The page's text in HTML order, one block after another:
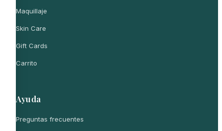
Maquillaje
Skin Care
Gift Cards
Carrito
Ayuda
Preguntas frecuentes